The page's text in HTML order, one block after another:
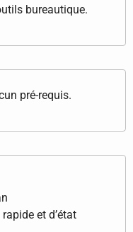
bureautique.
pré-requis.
et d’état